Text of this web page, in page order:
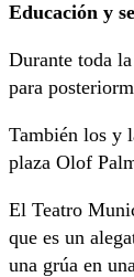
Educación y
Durante toda
para
También los y
plaza Olof
El Teatro
que es un
una grúa en